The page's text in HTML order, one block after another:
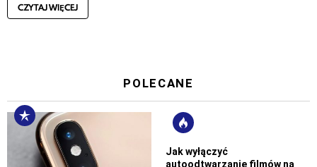
CZYTAJ WIĘCEJ
POLECANE
Jak wyłączyć
autoodtwarzanie filmów na